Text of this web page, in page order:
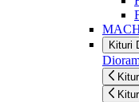
Kituri